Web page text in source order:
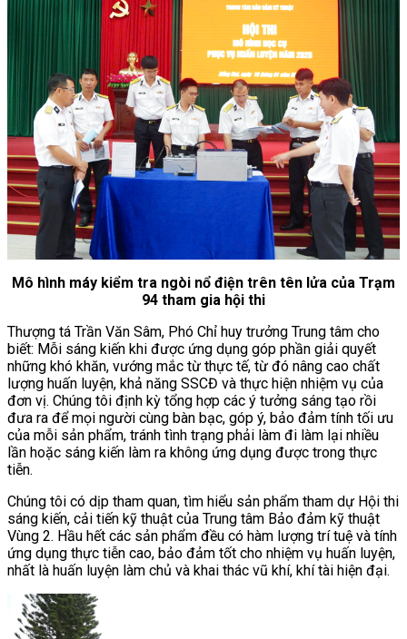
Mô hình máy kiểm tra ngòi nổ điện trên tên lửa của Trạm
94 tham gia hội thi
Thượng tá Trần Văn Sâm, Phó Chỉ huy trưởng Trung tâm cho
biết: Mỗi sáng kiến khi được ứng dụng góp phần giải quyết
những khó khăn, vướng mắc từ thực tế, từ đó nâng cao chất
lượng huấn luyện, khả năng SSCĐ và thực hiện nhiệm vụ của
đơn vị. Chúng tôi định kỳ tổng hợp các ý tưởng sáng tạo rồi
đưa ra để mọi người cùng bàn bạc, góp ý, bảo đảm tính tối ưu
của mỗi sản phẩm, tránh tình trạng phải làm đi làm lại nhiều
lần hoặc sáng kiến làm ra không ứng dụng được trong thực
tiễn.
Chúng tôi có dịp tham quan, tìm hiểu sản phẩm tham dự Hội thi
sáng kiến, cải tiến kỹ thuật của Trung tâm Bảo đảm kỹ thuật
Vùng 2. Hầu hết các sản phẩm đều có hàm lượng trí tuệ và tính
ứng dụng thực tiễn cao, bảo đảm tốt cho nhiệm vụ huấn luyện,
nhất là huấn luyện làm chủ và khai thác vũ khí, khí tài hiện đại.